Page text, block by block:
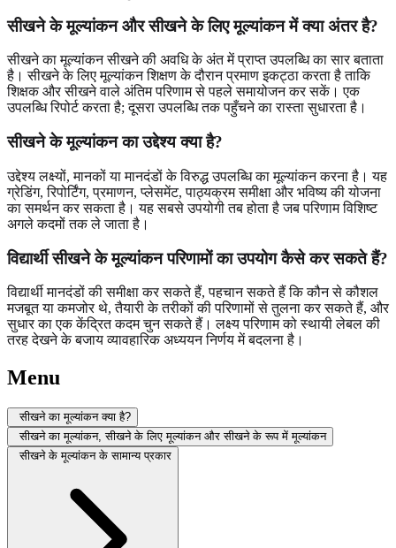
सीखने के मूल्यांकन और सीखने के लिए मूल्यांकन में क्या अंतर है?
सीखने का मूल्यांकन सीखने की अवधि के अंत में प्राप्त उपलब्धि का सार बताता
है। सीखने के लिए मूल्यांकन शिक्षण के दौरान प्रमाण इकट्ठा करता है ताकि
शिक्षक और सीखने वाले अंतिम परिणाम से पहले समायोजन कर सकें। एक
उपलब्धि रिपोर्ट करता है; दूसरा उपलब्धि तक पहुँचने का रास्ता सुधारता है।
सीखने के मूल्यांकन का उद्देश्य क्या है?
उद्देश्य लक्ष्यों, मानकों या मानदंडों के विरुद्ध उपलब्धि का मूल्यांकन करना है। यह
ग्रेडिंग, रिपोर्टिंग, प्रमाणन, प्लेसमेंट, पाठ्यक्रम समीक्षा और भविष्य की योजना
का समर्थन कर सकता है। यह सबसे उपयोगी तब होता है जब परिणाम विशिष्ट
अगले कदमों तक ले जाता है।
विद्यार्थी सीखने के मूल्यांकन परिणामों का उपयोग कैसे कर सकते हैं?
विद्यार्थी मानदंडों की समीक्षा कर सकते हैं, पहचान सकते हैं कि कौन से कौशल
मजबूत या कमजोर थे, तैयारी के तरीकों की परिणामों से तुलना कर सकते हैं, और
सुधार का एक केंद्रित कदम चुन सकते हैं। लक्ष्य परिणाम को स्थायी लेबल की
तरह देखने के बजाय व्यावहारिक अध्ययन निर्णय में बदलना है।
Menu
सीखने का मूल्यांकन क्या है?
सीखने का मूल्यांकन, सीखने के लिए मूल्यांकन और सीखने के रूप में मूल्यांकन
सीखने के मूल्यांकन के सामान्य प्रकार